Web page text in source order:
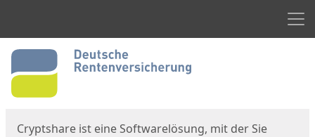
Start
Cryptshare ist eine Softwarelösung, mit der Sie